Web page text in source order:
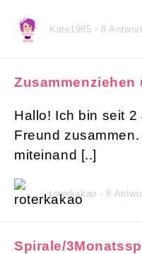
Kate1985 - 8
Zusammenziehen
Hallo! Ich bin seit 2
Freund
miteinand [..]
roterkakao - 8
Spirale/